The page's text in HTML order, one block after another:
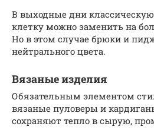
В выходные дни
клетку можно заменить на
Но в этом случае брюки и
нейтрального цвета.
Вязаные изделия
Обязательным элементом
вязаные пуловеры и
сохраняют тепло в сырую,